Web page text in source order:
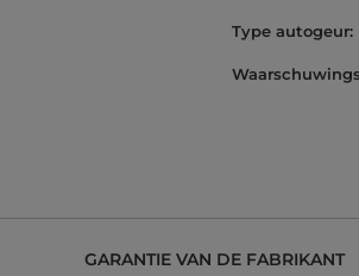
Type autogeur
GARANTIE VAN DE FABRIKANT